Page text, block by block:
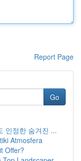
Report Page
Go
인정한 숨겨진 ...
Atmosfera
Offer?